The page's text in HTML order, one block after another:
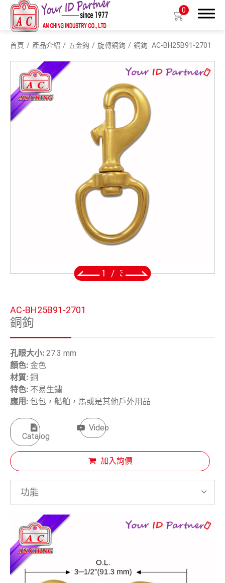
0
首頁 產品介紹 五金鈎 旋轉銅鉤 銅鉤 AC-BH25B91-2701
2 / 3
AC-BH25B91-2701
銅鉤
孔眼大小: 27.3 mm
顏色: 金色
材質: 銅
特色: 不易生鏽
應用 : 包包，船舶，馬或是其他戶外用品
Catalog
Video
加入詢價
功能
產品介紹
生物基質塑膠識別證套
關於安慶
電子型錄
聯絡我們
English